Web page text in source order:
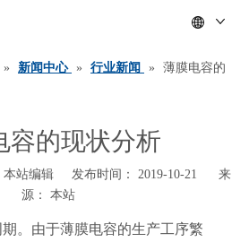
» 新闻中心 » 行业新闻 »
薄膜电容的
容的现状分析
站编辑 发布时间： 2019-10-21 来
源： 本站
。由于薄膜电容的生产工序繁